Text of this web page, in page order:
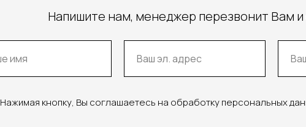
Напишите нам, менеджер перезвонит Вам
Нажимая кнопку, Вы соглашаетесь на обработку персональных